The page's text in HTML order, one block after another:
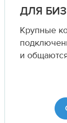
ДЛЯ
Крупные
и